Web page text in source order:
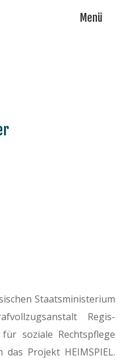
Menü
Staatsministerium
Regis-
soziale Rechtspflege
das Projekt HEIMSPIEL.